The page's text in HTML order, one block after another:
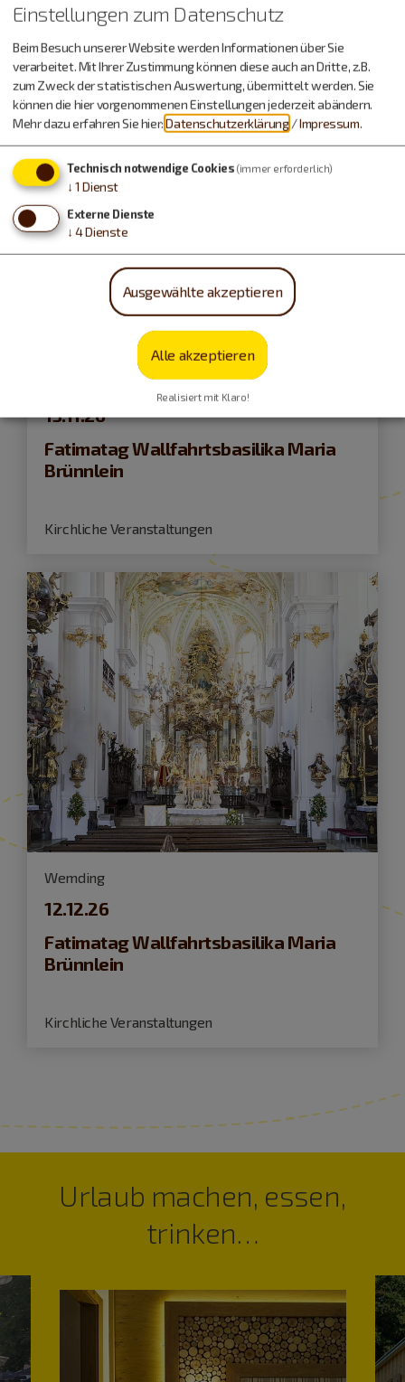
13.11.26
Fatimatag Wallfahrtsbasilika Maria
Brünnlein
Kirchliche Veranstaltungen
Wemding
12.12.26
Fatimatag Wallfahrtsbasilika Maria
Brünnlein
Kirchliche Veranstaltungen
Urlaub machen, essen,
trinken…
Einstellungen zum Datenschutz
Beim Besuch unserer Website werden Informationen über Sie
verarbeitet. Mit Ihrer Zustimmung können diese auch an Dritte, z.B.
zum Zweck der statistischen Auswertung, übermittelt werden. Sie
können die hier vorgenommenen Einstellungen jederzeit abändern.
Mehr dazu erfahren Sie hier:Datenschutzerklärung /Impressum.
Technisch notwendige Cookies (immer erforderlich)
↓ 1 Dienst
Externe Dienste
↓ 4Dienste
Ausgewählte akzeptieren
Alle akzeptieren
Realisiert mit Klaro!